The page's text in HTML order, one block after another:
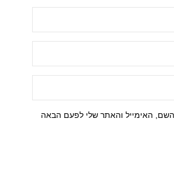
האימייל והאתר שלי לפעם הבאה